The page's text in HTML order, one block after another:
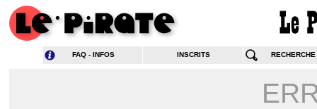
FAQ - INFOS INSCRITS RECHERCHE